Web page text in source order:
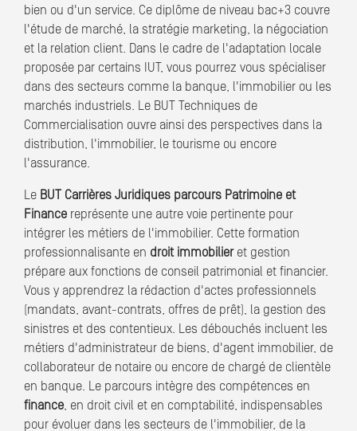
bien ou d'un service. Ce diplôme de niveau bac+3 couvre
l'étude de marché, la stratégie marketing, la négociation
et la relation client. Dans le cadre de l'adaptation locale
proposée par certains IUT, vous pourrez vous spécialiser
dans des secteurs comme la banque, l'immobilier ou les
marchés industriels. Le BUT Techniques de
Commercialisation ouvre ainsi des perspectives dans la
distribution, l'immobilier, le tourisme ou encore
l'assurance.
Le BUT Carrières Juridiques parcours Patrimoine et
Finance représente une autre voie pertinente pour
intégrer les métiers de l'immobilier. Cette formation
professionnalisante en droit immobilieret gestion
prépare aux fonctions de conseil patrimonial et financier.
Vous y apprendrez la rédaction d'actes professionnels
(mandats, avant-contrats, offres de prêt), la gestion des
sinistres et des contentieux. Les débouchés incluent les
métiers d'administrateur de biens, d'agent immobilier, de
collaborateur de notaire ou encore de chargé de clientèle
en banque. Le parcours intègre des compétences en
finance, en droit civil et en comptabilité, indispensables
pour évoluer dans les secteurs de l'immobilier, de la